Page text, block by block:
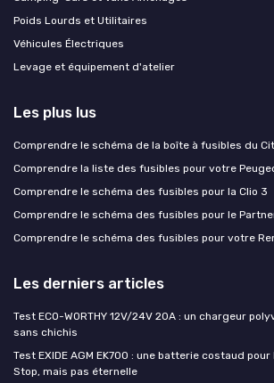
Poids Lourds et Utilitaires
Véhicules Électriques
Levage et équipement d'atelier
Les plus lus
Comprendre le schéma de la boîte à fusibles du
Comprendre la liste des fusibles pour votre
Comprendre le schéma des fusibles pour la Clio 3
Comprendre le schéma des fusibles pour le
Comprendre le schéma des fusibles pour votre
Les derniers articles
Test ECO-WORTHY 12V/24V 20A : un chargeur
sans chichis
Test EXIDE AGM EK700 : une batterie costaud
Stop, mais pas éternelle